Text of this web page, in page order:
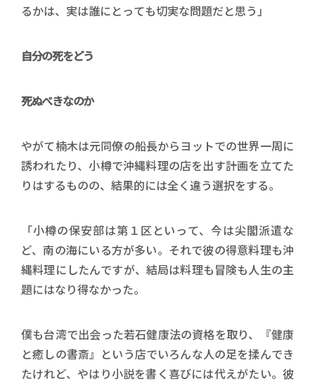
るかは、実は誰にとっても切実な問題だと思う」
自分の死をどう
死ぬべきなのか
やがて楠木は元同僚の船長からヨットでの世界一周に
誘われたり、小樽で沖縄料理の店を出す計画を立てた
りはするものの、結果的には全く違う選択をする。
「小樽の保安部は第１区といって、今は尖閣派遣な
ど、南の海にいる方が多い。それで彼の得意料理も沖
縄料理にしたんですが、結局は料理も冒険も人生の主
題にはなり得なかった。
僕も台湾で出会った若石健康法の資格を取り、『健康
と癒しの書斎』という店でいろんな人の足を揉んでき
たけれど、やはり小説を書く喜びには代えがたい。彼